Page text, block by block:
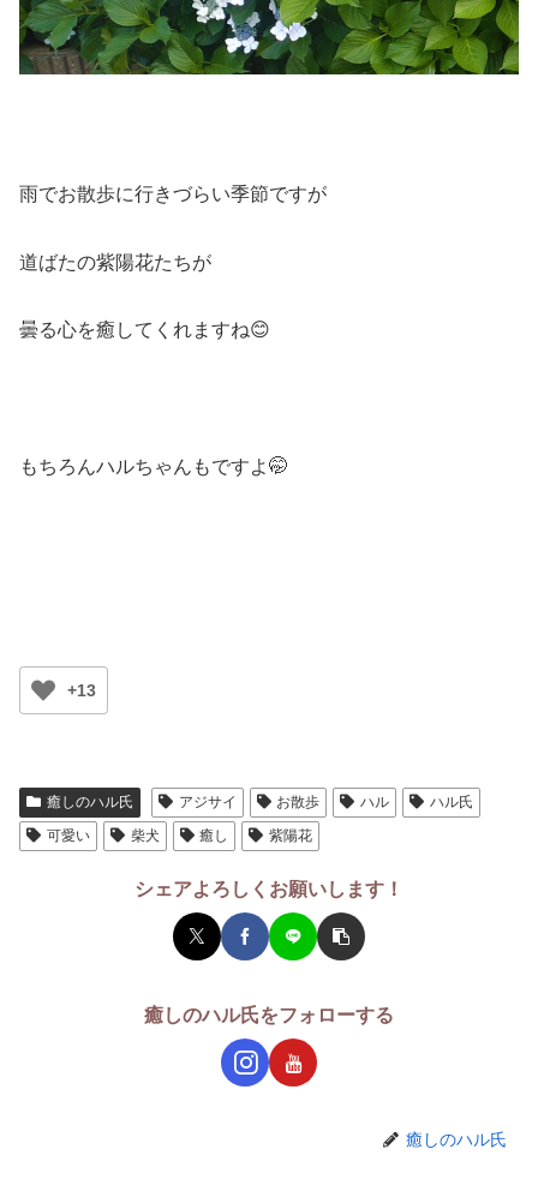
雨でお散歩に行きづらい季節ですが
道ばたの紫陽花たちが
曇る心を癒してくれますね😊
もちろんハルちゃんもですよ🤭
+13
癒しのハル氏 アジサイ お散歩 ハル
ハル氏
可愛い
柴犬 癒し 紫陽花
シェアよろしくお願いします！
癒しのハル氏をフォローする
癒しのハル氏